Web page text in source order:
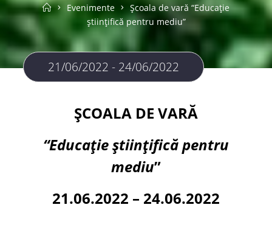
HomeEvenimente
Școala de vară “Educație
științifică pentru mediu”
21/06/2022 - 24/06/2022
ȘCOALA DE VARĂ
“Educație științifică pentru
mediu”
21.06.2022 – 24.06.2022